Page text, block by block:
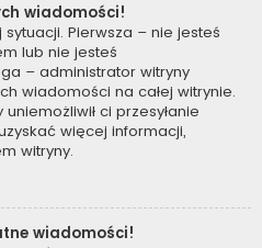
wiadomości!
Pierwsza – nie jesteś
lub nie jesteś
– administrator witryny
wiadomości na całej witrynie.
ci przesyłanie
więcej informacji,
witryny.
wiadomości!